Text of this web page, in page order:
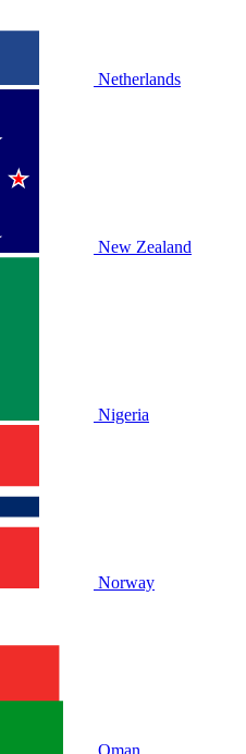
Netherlands
New Zealand
Nigeria
Norway
Oman